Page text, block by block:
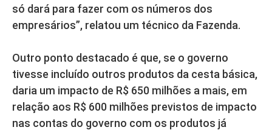
só dará para fazer com os números dos
empresários”, relatou um técnico da Fazenda.
Outro ponto destacado é que, se o governo
tivesse incluído outros produtos da cesta básica,
daria um impacto de R$ 650 milhões a mais, em
relação aos R$ 600 milhões previstos de impacto
nas contas do governo com os produtos já